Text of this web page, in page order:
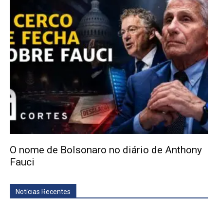
O nome de Bolsonaro no diário de Anthony
Fauci
Notícias Recentes